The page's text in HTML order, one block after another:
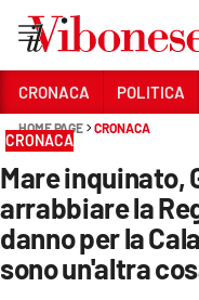
Sezioni
CRONACA
POLITICA
SANITÀ
CRONACA POLITICA
HOME PAGE CRONACA
CRONACA
Mare inquinato,
arrabbiare la
danno per la
sono un'altra